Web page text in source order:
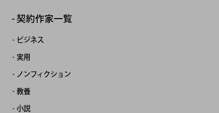
契約作家一覧
ビジネス
実用
ノンフィクション
教養
小説